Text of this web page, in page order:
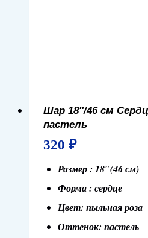
Шар 18″/46 см
пастель
320 ₽
Размер : 18″(46 см)
Форма : сердце
Цвет: пыльная роза
Оттенок: пастель